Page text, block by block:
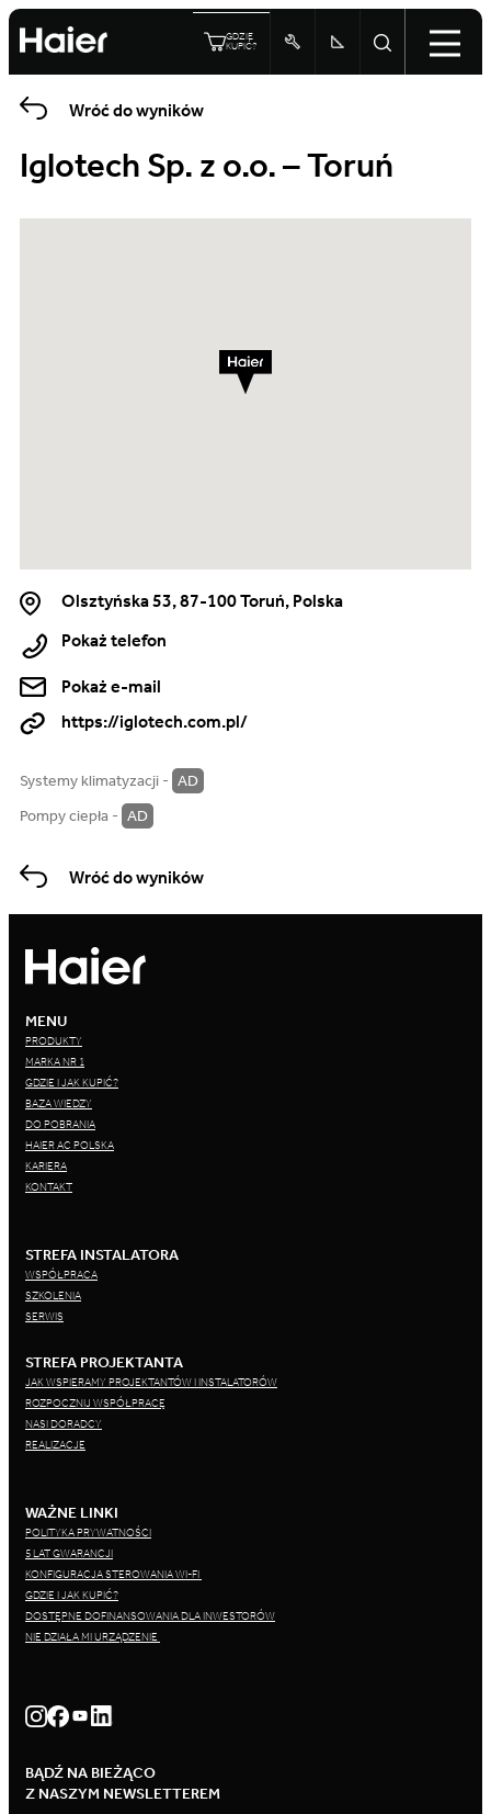
GDZIE
KUPIĆ?
Wróć do wyników
Iglotech Sp. z o.o. – Toruń
Olsztyńska 53, 87-100 Toruń, Polska
Pokaż telefon
https://iglotech.com.pl/
Pokaż e-mail
Systemy klimatyzacji - AD
Pompy ciepła - AD
Wróć do wyników
MENU
PRODUKTY
MARKA NR 1
GDZIE I JAK KUPIĆ?
BAZA WIEDZY
DO POBRANIA
HAIER AC POLSKA
KARIERA
KONTAKT
STREFA INSTALATORA
WSPÓŁPRACA
SZKOLENIA
SERWIS
STREFA PROJEKTANTA
JAK WSPIERAMY PROJEKTANTÓW I INSTALATORÓW
ROZPOCZNIJ WSPÓŁPRACĘ
NASI DORADCY
REALIZACJE
WAŻNE LINKI
POLITYKA PRYWATNOŚCI
5 LAT GWARANCJI
KONFIGURACJA STEROWANIA WI-FI
GDZIE I JAK KUPIĆ?
DOSTĘPNE DOFINANSOWANIA DLA INWESTORÓW
NIE DZIAŁA MI URZĄDZENIE
BĄDŹ NA BIEŻĄCO
Z NASZYM NEWSLETTEREM